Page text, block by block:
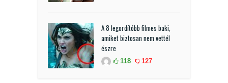
A 8 legordítóbb filmes baki,
amiket biztosan nem vettél
észre
118 127